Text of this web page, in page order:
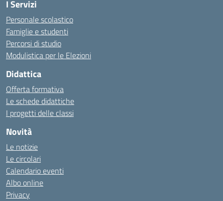
I Servizi
Personale scolastico
Famiglie e studenti
Percorsi di studio
Modulistica per le Elezioni
Didattica
Offerta formativa
Le schede didattiche
I progetti delle classi
Novità
Le notizie
Le circolari
Calendario eventi
Albo online
Privacy